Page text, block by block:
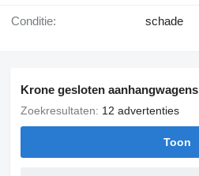
Conditie: schade
Krone gesloten aanhangwagens
Zoekresultaten: 12 advertenties
Toon